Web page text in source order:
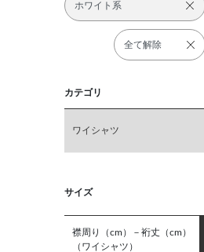
ホワイト系
全て解除
カテゴリ
ワイシャツ
サイズ
襟周り（cm）－裄丈（cm）
（ワイシャツ）